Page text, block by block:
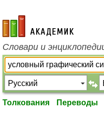
academic.ru
Словари и
Толкования Переводы